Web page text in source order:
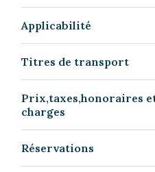
Applicabilité
Titres de transport
Prix,taxes,honoraires
charges
Réservations